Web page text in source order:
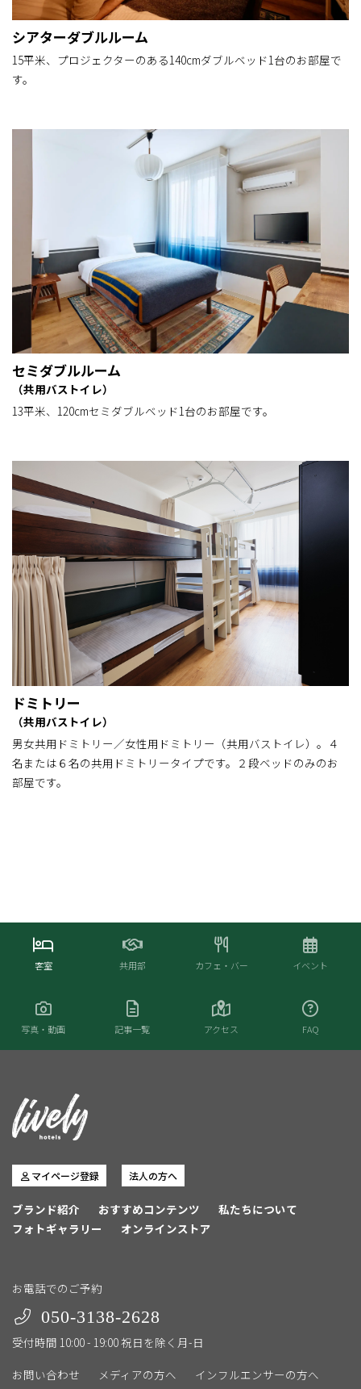
シアターダブルルーム
15平米、プロジェクターのある140cmダブルベッド1台のお部屋で
す。
セミダブルルーム
（共用バストイレ）
13平米、120cmセミダブルベッド1台のお部屋です。
ドミトリー
（共用バストイレ）
男女共用ドミトリー／女性用ドミトリー（共用バストイレ）。４
名または６名の共用ドミトリータイプです。２段ベッドのみのお
部屋です。
客室 共用部 カフェ・バー イベント
写真・動画 記事一覧 アクセス FAQ
マイページ登録 法人の方へ
ブランド紹介 おすすめコンテンツ
私たちについて
フォトギャラリー
オンラインストア
お電話でのご予約
050-3138-2628
受付時間 10:00 - 19:00 祝日を除く月-日
お問い合わせ
メディアの方へ
インフルエンサーの方へ